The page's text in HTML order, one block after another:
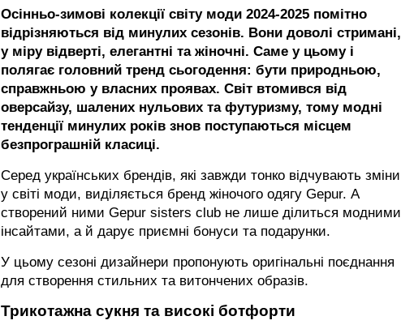
Осінньо-зимові колекції світу моди 2024-2025 помітно
відрізняються від минулих сезонів. Вони доволі стримані,
у міру відверті, елегантні та жіночні. Саме у цьому і
полягає головний тренд сьогодення: бути природньою,
справжньою у власних проявах. Світ втомився від
оверсайзу, шалених нульових та футуризму, тому модні
тенденції минулих років знов поступаються місцем
безпрограшній класиці.
Серед українських брендів, які завжди тонко відчувають зміни
у світі моди, виділяється бренд жіночого одягу Gepur. А
створений ними Gepur sisters club не лише ділиться модними
інсайтами, а й дарує приємні бонуси та подарунки.
У цьому сезоні дизайнери пропонують оригінальні поєднання
для створення стильних та витончених образів.
Трикотажна сукня та високі ботфорти